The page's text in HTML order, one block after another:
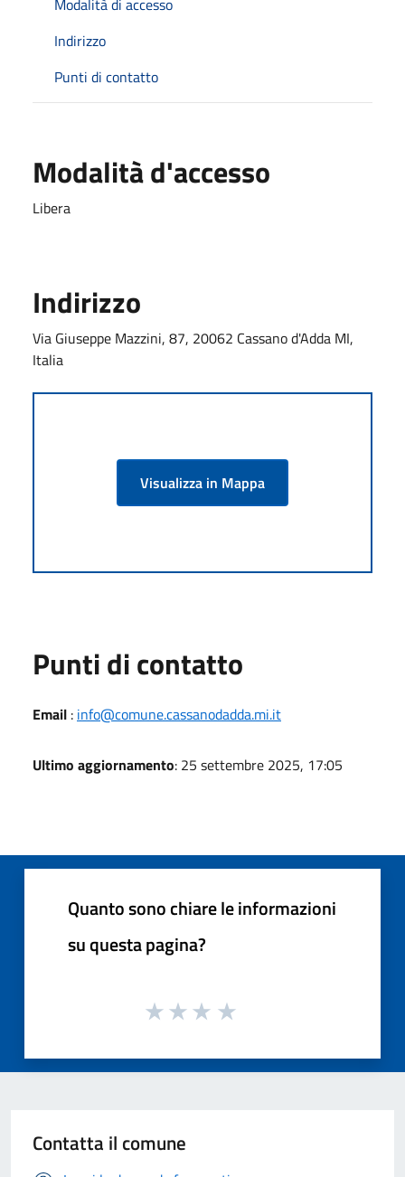
Indirizzo
Punti di contatto
Modalità d'accesso
Libera
Indirizzo
Via Giuseppe Mazzini, 87, 20062 Cassano d'Adda MI,
Italia
Visualizza in Mappa
Punti di contatto
Email : info@comune.cassanodadda.mi.it
Ultimo aggiornamento: 25 settembre 2025, 17:05
Quanto sono chiare le informazioni
su questa pagina?
Contatta il comune